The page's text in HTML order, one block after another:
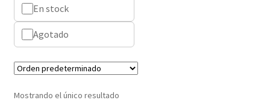
En stock
Agotado
Mostrando el único resultado